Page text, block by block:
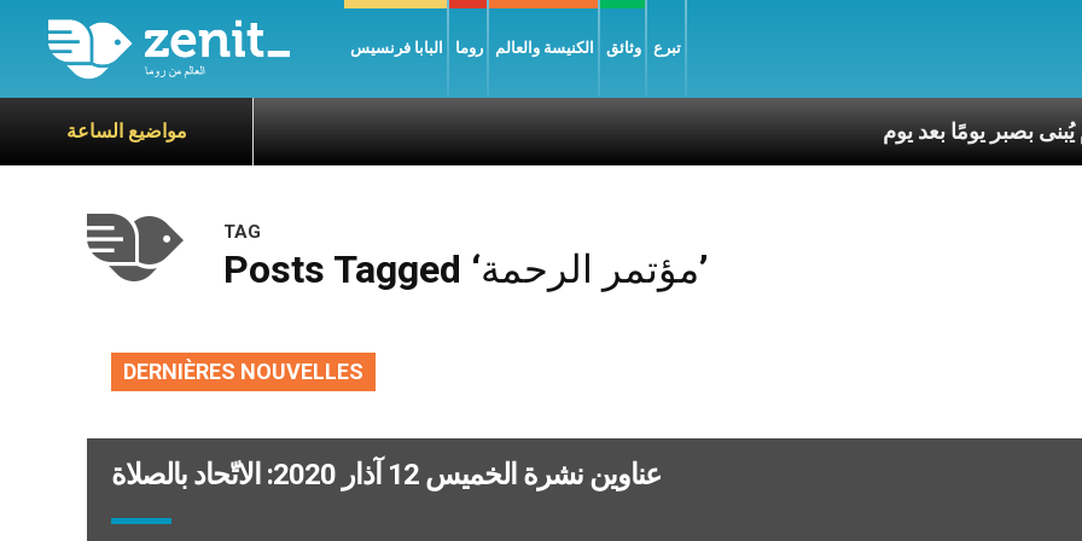
البابا فرنسيس روما الكنيسة والعالم وثائق تبرع
مواضيع الساعة
TAG
Posts Tagged ‘مؤتمر الرحمة’
DERNIÈRES NOUVELLES
عناوين نشرة الخميس 12 آذار 2020: الاتّحاد بالصلاة